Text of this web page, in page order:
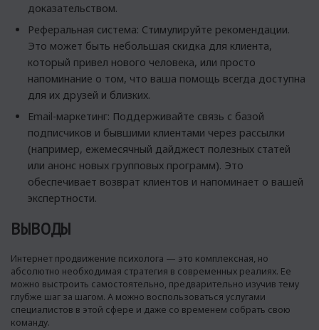
доказательством.
Реферальная система: Стимулируйте рекомендации.
Это может быть небольшая скидка для клиента,
который привел нового человека, или просто
напоминание о том, что ваша помощь всегда доступна
для их друзей и близких.
Email-маркетинг: Поддерживайте связь с базой
подписчиков и бывшими клиентами через рассылки
(например, ежемесячный дайджест полезных статей
или анонс новых групповых программ). Это
обеспечивает возврат клиентов и напоминает о вашей
экспертности.
ВЫВОДЫ
Интернет продвижение психолога — это комплексная, но
абсолютно необходимая стратегия в современных реалиях. Ее
можно выстроить самостоятельно, предварительно изучив тему
глубже шаг за шагом. А можно воспользоваться услугами
специалистов в этой сфере и даже со временем собрать свою
команду.